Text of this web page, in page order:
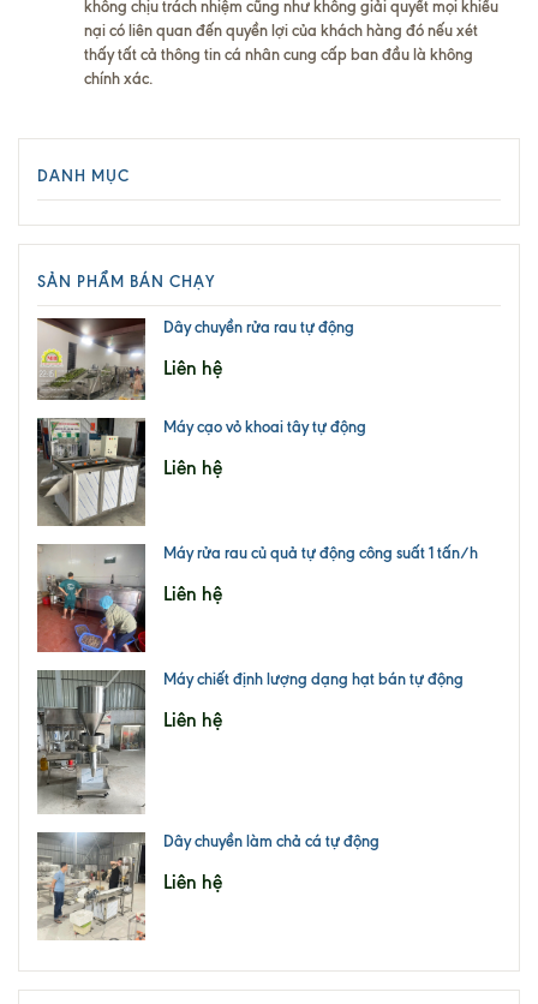
không chịu trách nhiệm cũng như không giải quyết mọi khiếu
nại có liên quan đến quyền lợi của khách hàng đó nếu xét
thấy tất cả thông tin cá nhân cung cấp ban đầu là không
chính xác.
DANH MỤC
SẢN PHẨM BÁN CHẠY
Dây chuyền rửa rau tự động
Liên hệ
Máy cạo vỏ khoai tây tự động
Liên hệ
Máy rửa rau củ quả tự động công suất 1 tấn/h
Liên hệ
Máy chiết định lượng dạng hạt bán tự động
Liên hệ
Dây chuyền làm chả cá tự động
Liên hệ